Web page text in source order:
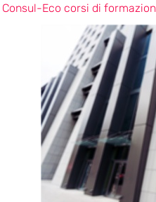
Consul-Eco corsi di